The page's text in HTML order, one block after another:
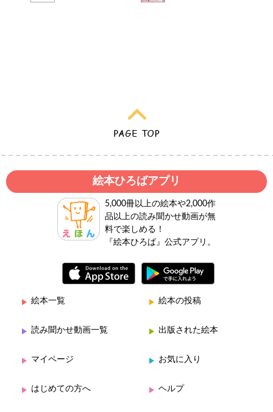
絵本ひろばアプリ
5,000冊以上の絵本や2,000作
品以上の読み聞かせ動画が無
料で楽しめる！
『絵本ひろば』公式アプリ。
絵本一覧 絵本の投稿
読み聞かせ動画一覧 出版された絵本
マイページ お気に入り
はじめての方へ ヘルプ